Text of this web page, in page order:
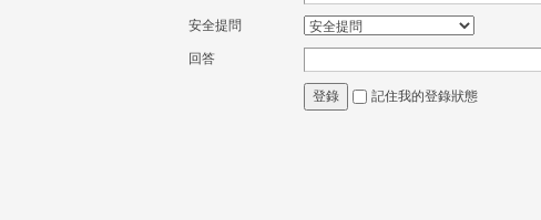
安全提問
回答
登錄 記住我的登錄狀態